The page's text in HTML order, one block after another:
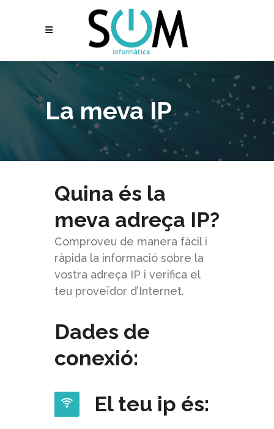
La meva IP
Quina és la
meva adreça IP?
Comproveu de manera fàcil i
ràpida la informació sobre la
vostra adreça IP i verifica el
teu proveïdor d’Internet.
Dades de
conexió:
El teu ip és: